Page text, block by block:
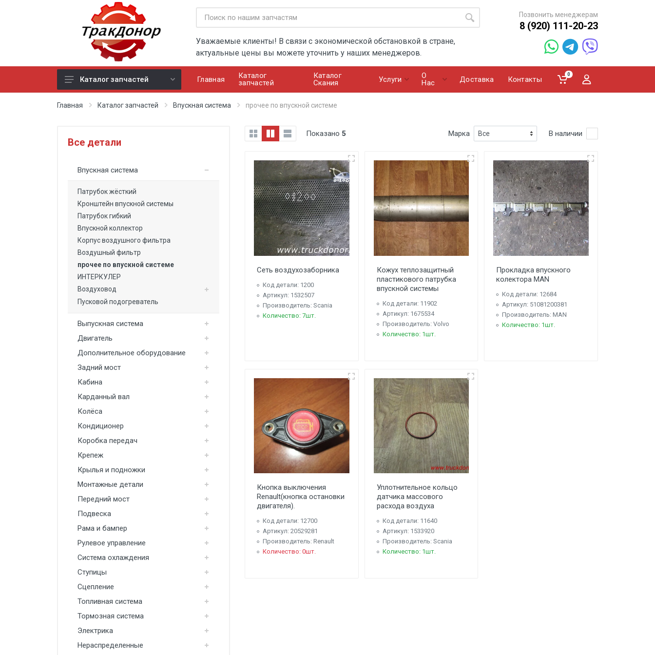
Уважаемые клиенты! В связи с экономической обстановкой в стране,
актуальные цены вы можете уточнить у наших менеджеров.
Позвонить менеджерам
8 (920) 111-20-23
Впускная система
Задний мост
Кабина
Карданный вал
Колёса
Кондиционер
Крепеж
Крылья и подножки
Передний мост
Рама и бампер
Рулевое управление
Система охлаждения
Топливная система
Тормозная система
Электрика
Нераспределенные
Новые
Каталог запчастей Главная
Каталог
запчастей
Каталог
Скания
Услуги
О
Нас
Доставка Контакты
0
Главная Каталог запчастей Впускная система прочее по впускной системе
Все детали
Впускная система
Патрубок жёсткий
Кронштейн впускной системы
Патрубок гибкий
Впускной коллектор
Корпус воздушного фильтра
Воздушный фильтр
прочее по впускной системе
ИНТЕРКУЛЕР
Воздуховод
Пусковой подогреватель
Выпускная система
Двигатель
Дополнительное оборудование
Задний мост
Кабина
Карданный вал
Колёса
Кондиционер
Коробка передач
Крепеж
Крылья и подножки
Монтажные детали
Передний мост
Подвеска
Рама и бампер
Рулевое управление
Система охлаждения
Ступицы
Сцепление
Топливная система
Тормозная система
Электрика
Нераспределенные
Показано 5 Марка В наличии
Сеть воздухозаборника
Код детали: 1200
Артикул: 1532507
Производитель: Scania
Количество: 7шт.
Кожух теплозащитный
пластикового патрубка
впускной системы
Код детали: 11902
Артикул: 1675534
Производитель: Volvo
Количество: 1шт.
Прокладка впускного
колектора MAN
Код детали: 12684
Артикул: 51081200381
Производитель: MAN
Количество: 1шт.
Кнопка выключения
Renault(кнопка остановки
двигателя).
Код детали: 12700
Артикул: 20529281
Производитель: Renault
Количество: 0шт.
Уплотнительное кольцо
датчика массового
расхода воздуха
Код детали: 11640
Артикул: 1533920
Производитель: Scania
Количество: 1шт.